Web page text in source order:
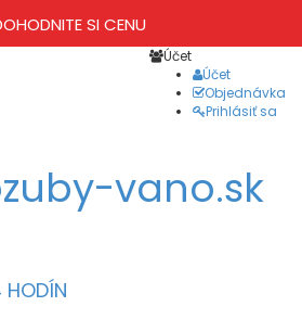
SI CENU
Účet
Účet
Objednávka
Prihlásiť sa
HODÍN